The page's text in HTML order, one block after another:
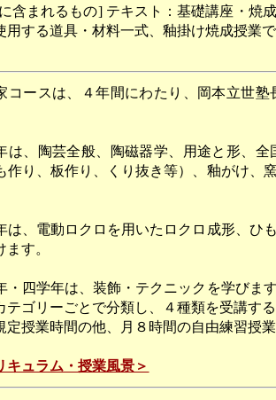
含まれるもの] テキスト：基礎講座・焼
用する道具・材料一式、釉掛け焼成授業
コースは、４年間にわたり、岡本立世
は、陶芸全般、陶磁器学、用途と形、
作り、板作り、くり抜き等）、釉がけ
は、電動ロクロを用いたロクロ成形、ひ
ます。
・四学年は、装飾・テクニックを学びま
テゴリーごとで分類し、４種類を受講す
定授業時間の他、月８時間の自由練習授
キュラム・授業風景＞